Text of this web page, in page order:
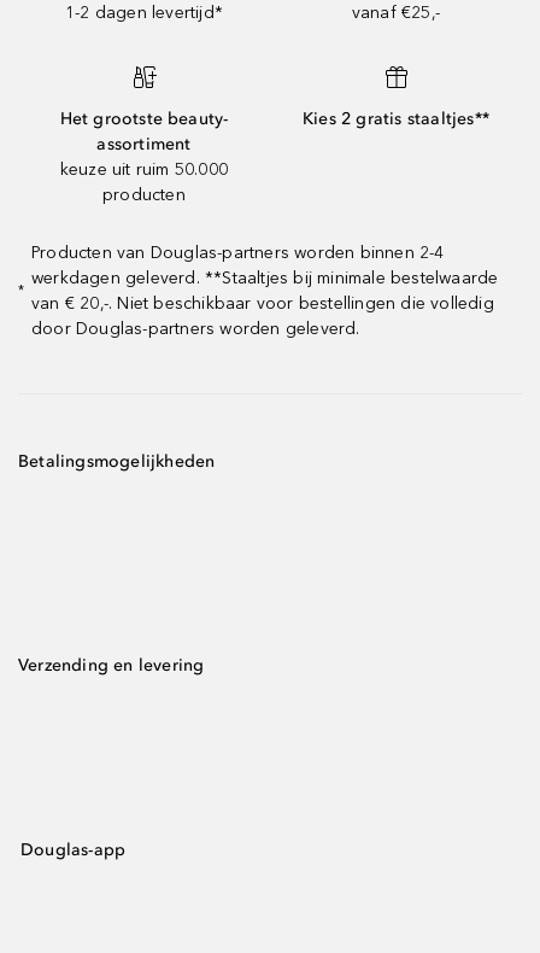
1-2 dagen levertijd*
vanaf €25,-
Het grootste beauty-
assortiment
keuze uit ruim 50.000
producten
Kies 2 gratis staaltjes**
*
Producten van Douglas-partners worden binnen 2-4
werkdagen geleverd. **Staaltjes bij minimale bestelwaarde
van € 20,-. Niet beschikbaar voor bestellingen die volledig
door Douglas-partners worden geleverd.
Betalingsmogelijkheden
Verzending en levering
Douglas-app